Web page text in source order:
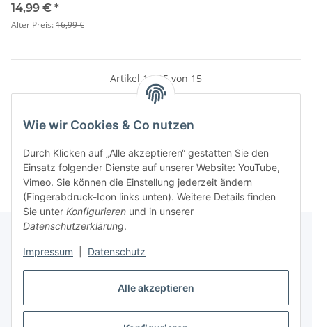
Alle akzeptieren
Wie wir Cookies & Co nutzen
Durch Klicken auf „Alle akzeptieren“ gestatten Sie den
Einsatz folgender Dienste auf unserer Website: YouTube,
Vimeo. Sie können die Einstellung jederzeit ändern
(Fingerabdruck-Icon links unten). Weitere Details finden
Sie unter Konfigurieren und in unserer
Datenschutzerklärung.
Impressum Datenschutz
14,99 € *
Alter Preis:16,99 €
Artikel 1 - 15 von 15
Kategorien